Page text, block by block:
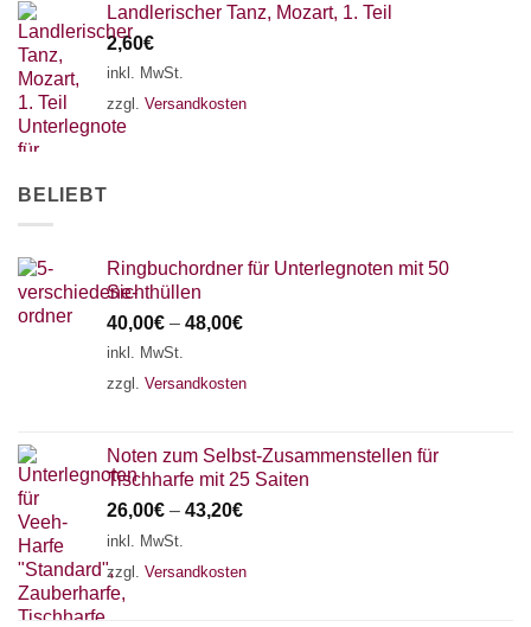
Landlerischer Tanz, Mozart, 1. Teil
2,60€
inkl. MwSt.
zzgl. Versandkosten
BELIEBT
Ringbuchordner für Unterlegnoten mit 50
Sichthüllen
40,00€ – 48,00€
inkl. MwSt.
zzgl. Versandkosten
Noten zum Selbst-Zusammenstellen für
Tischharfe mit 25 Saiten
26,00€ – 43,20€
inkl. MwSt.
zzgl. Versandkosten